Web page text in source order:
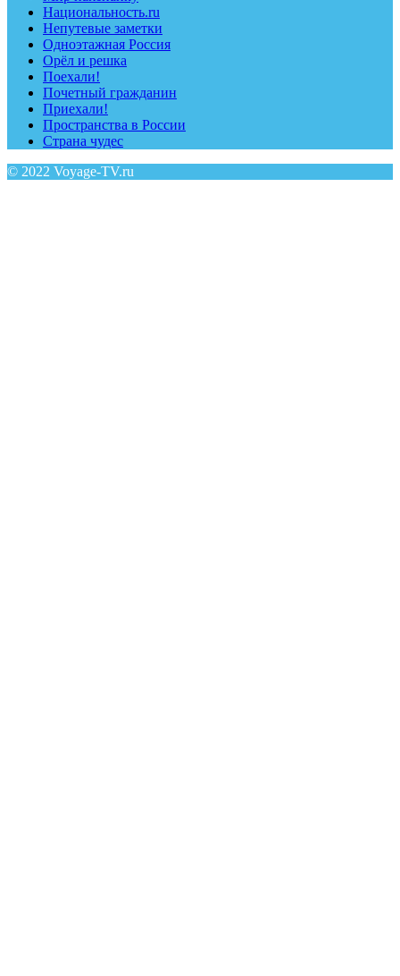
Национальность.ru
Непутевые заметки
Одноэтажная Россия
Орёл и решка
Поехали!
Почетный гражданин
Приехали!
Пространства в России
Страна чудес
© 2022 Voyage-TV.ru